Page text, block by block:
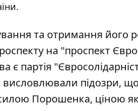
та отримання його
на "проспект
партія
висловлювали підозри,
Порошенка, ціною